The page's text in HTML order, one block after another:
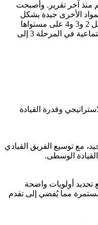
آخر تقرير. وأصبحت
الأخرى جيدة بشكل
عام. وحافظت اللغة العربية في المراحل 2 و3 و4 على مستواها
الجيد. كما ارتقى تحصيل الدراسات الاجتماعية في المرحلة 3 إلى
وقدرة القيادة
مع توسيع الفريق القيادي
الوسطى.
تحديد أولويات واضحة
مما يُفضي إلى تقدم